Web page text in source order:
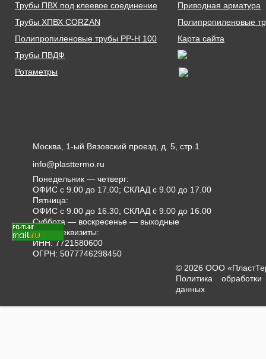
Трубы ПВХ под клеевое соединение
Трубы ХПВХ CORZAN
Полипропиленовые трубы PP-H 100
Трубы ПВДФ
Ротаметры
Приводная арматура
Полипропиленовые
Карта сайта
Москва, 1-ый Вязовский проезд, д. 5, стр.1
info@plasttermo.ru
Понедельник — четверг:
ОФИС с 9.00 до 17.00; СКЛАД с 9.00 до 17.00
Пятница:
ОФИС с 9.00 до 16.30; СКЛАД с 9.00 до 16.00
Суббота — воскресенье — выходные
Наши реквизиты:
ИНН: 7721580600
ОГРН: 5077746298450
© 2026 ООО
Политика
данных